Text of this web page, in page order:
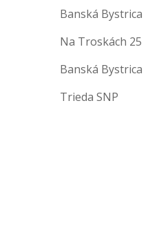
Banská Bystrica
Na Troskách 25
Banská Bystrica
Trieda SNP